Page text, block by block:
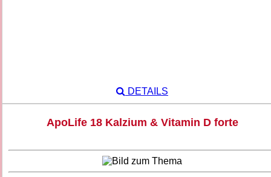
DETAILS
ApoLife 18 Kalzium & Vitamin D forte